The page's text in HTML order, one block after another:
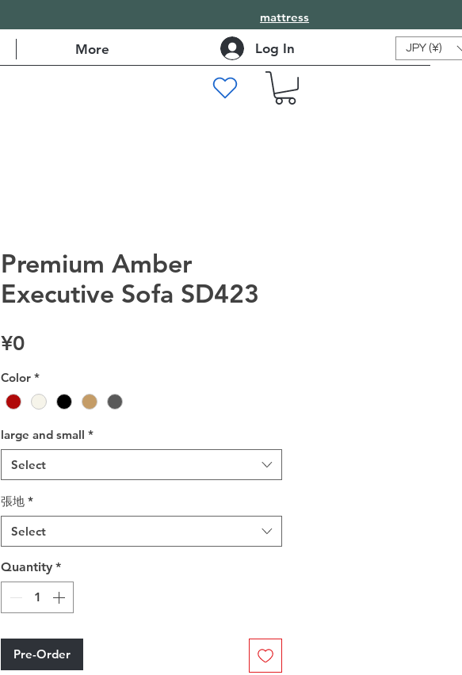
mattress
More Log In JPY (¥)
Premium Amber
Executive Sofa SD423
¥0Price
Color *
large and small *
Select
張地 *
Select
Quantity *
Pre-Order